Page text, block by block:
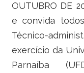
Ministério do Meio Ambiente
Ministério do Turismo
OUTUBRO DE
e convida
Técnico-
exercício da
Parnaíba